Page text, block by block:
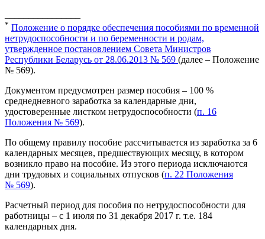
* Положение о порядке обеспечения пособиями по временной
нетрудоспособности и по беременности и родам,
утвержденное постановлением Совета Министров
Республики Беларусь от 28.06.2013 № 569 (далее – Положение
№ 569).
Документом предусмотрен размер пособия – 100 %
среднедневного заработка за календарные дни,
удостоверенные листком нетрудоспособности (п. 16
Положения № 569).
По общему правилу пособие рассчитывается из заработка за 6
календарных месяцев, предшествующих месяцу, в котором
возникло право на пособие. Из этого периода исключаются
дни трудовых и социальных отпусков (п. 22 Положения
№ 569).
Расчетный период для пособия по нетрудоспособности для
работницы – с 1 июля по 31 декабря 2017 г. т.е. 184
календарных дня.